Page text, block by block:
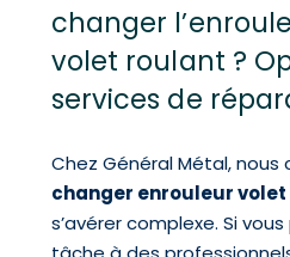
changer
volet roulant ?
services de
Chez Général Métal, nous
changer enrouleur
s’avérer complexe. Si